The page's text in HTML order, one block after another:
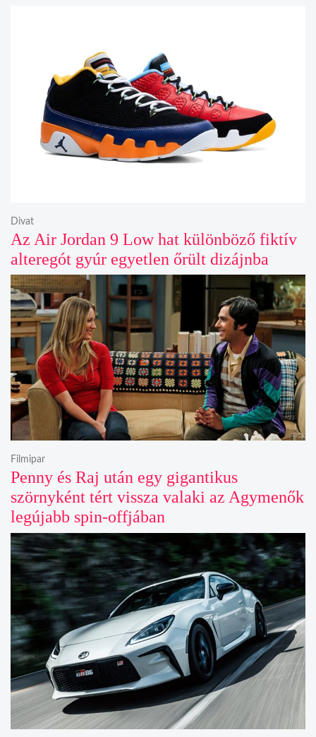
Az Air Jordan 9 Low hat különböző fiktív
alteregót gyúr egyetlen őrült dizájnba
Divat
Penny és Raj után egy gigantikus
szörnyként tért vissza valaki az Agymenők
legújabb spin-offjában
Filmipar